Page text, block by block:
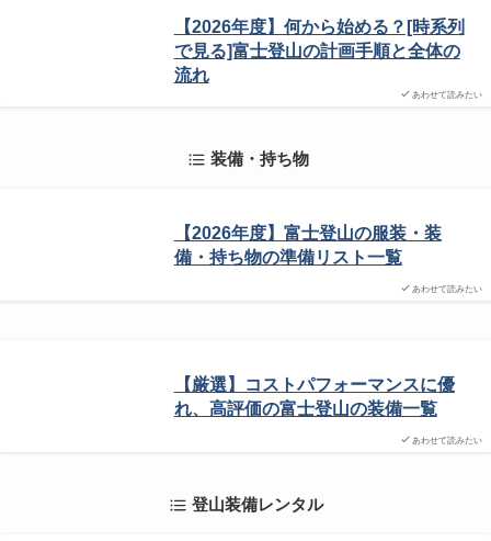
あわせて読みたい
【2026年度】何から始める？[時系列
で見る]富士登山の計画手順と全体の
流れ
装備・持ち物
あわせて読みたい
【2026年度】富士登山の服装・装
備・持ち物の準備リスト一覧
あわせて読みたい
【厳選】コストパフォーマンスに優
れ、高評価の富士登山の装備一覧
登山装備レンタル